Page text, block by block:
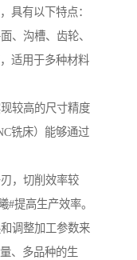
具有以下特点：
、沟槽、齿轮、
适用于多种材料
较高的尺寸精度
铣床）能够通过
，切削效率较
#提高生产效率。
调整加工参数来
、多品种的生